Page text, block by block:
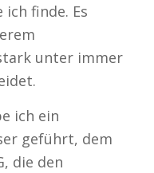
finde. Es
unter immer
ich ein
geführt, dem
die den